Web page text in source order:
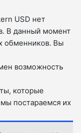
USD нет
В данный момент
обменников. Вы
возможность
которые
постараемся их